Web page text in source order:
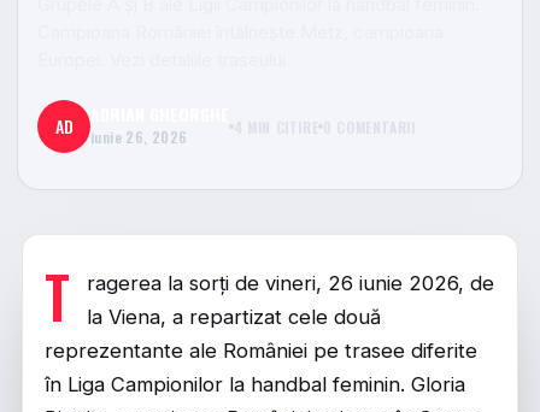
AD iunie 26, 2026 4 MIN CITIRE 0 COMENTARII
T
ragerea la sorți de vineri, 26 iunie 2026, de
la Viena, a repartizat cele două
reprezentante ale României pe trasee diferite
în Liga Campionilor la handbal feminin. Gloria